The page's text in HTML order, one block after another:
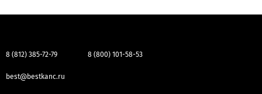
8 (812) 385-72-79 8 (800) 101-58-53
best@bestkanc.ru